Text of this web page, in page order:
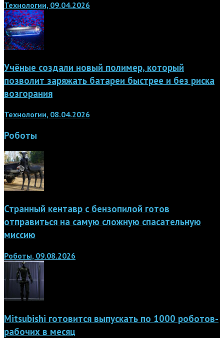
Технологии, 09.04.2026
Учёные создали новый полимер, который
позволит заряжать батареи быстрее и без риска
возгорания
Технологии, 08.04.2026
Роботы
Странный кентавр с бензопилой готов
отправиться на самую сложную спасательную
миссию
Роботы, 09.08.2026
Mitsubishi готовится выпускать по 1000 роботов-
рабочих в месяц